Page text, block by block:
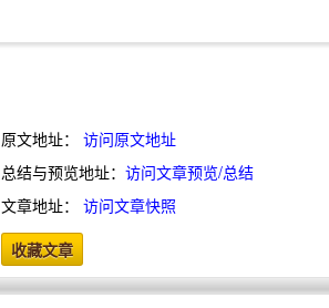
原文地址： 访问原文地址
总结与预览地址： 访问文章预览/总结
文章地址： 访问文章快照